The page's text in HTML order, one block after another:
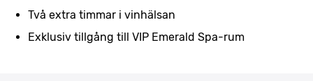
Två extra timmar i vinhälsan
Exklusiv tillgång till VIP Emerald Spa-rum